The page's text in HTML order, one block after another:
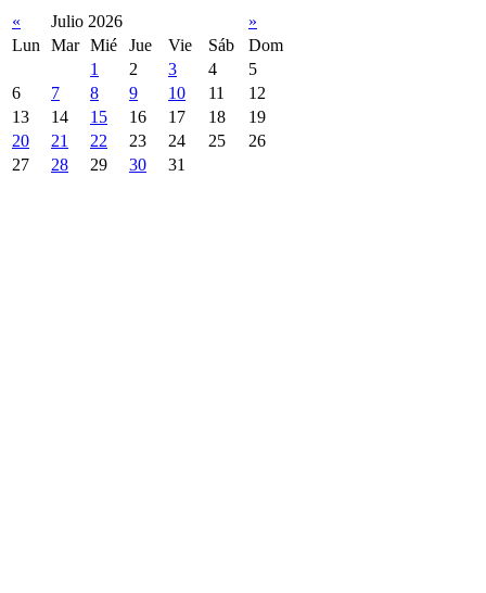
« Julio 2026
»
Lun
Mar Mié Jue Vie Sáb
Dom
1
2 3 4
5
6
7 8 9 10 11
12
13
14 15 16 17 18
19
20
21 22 23 24 25
26
27
28 29 30 31